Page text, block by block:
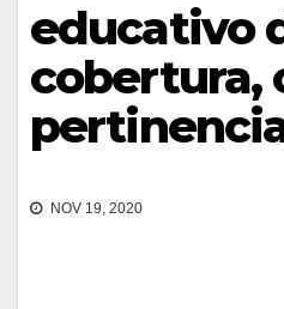
educativo
cobertura,
NOV 19, 2020